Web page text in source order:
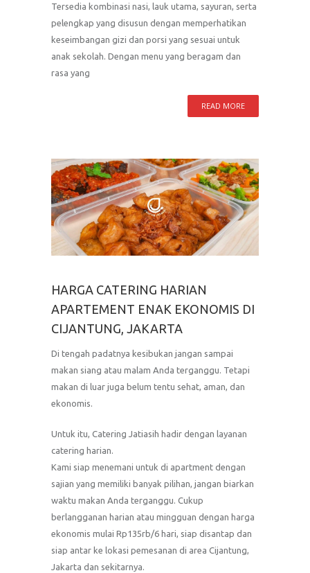
Tersedia kombinasi nasi, lauk utama, sayuran, serta
pelengkap yang disusun dengan memperhatikan
keseimbangan gizi dan porsi yang sesuai untuk
anak sekolah. Dengan menu yang beragam dan
rasa yang
READ MORE
HARGA CATERING HARIAN
APARTEMENT ENAK EKONOMIS DI
CIJANTUNG, JAKARTA
Di tengah padatnya kesibukan jangan sampai
makan siang atau malam Anda terganggu. Tetapi
makan di luar juga belum tentu sehat, aman, dan
ekonomis.
Untuk itu, Catering Jatiasih hadir dengan layanan
catering harian.
Kami siap menemani untuk di apartment dengan
sajian yang memiliki banyak pilihan, jangan biarkan
waktu makan Anda terganggu. Cukup
berlangganan harian atau mingguan dengan harga
ekonomis mulai Rp135rb/6 hari, siap disantap dan
siap antar ke lokasi pemesanan di area Cijantung,
Jakarta dan sekitarnya.